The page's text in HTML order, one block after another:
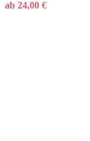
ab 24,00 €